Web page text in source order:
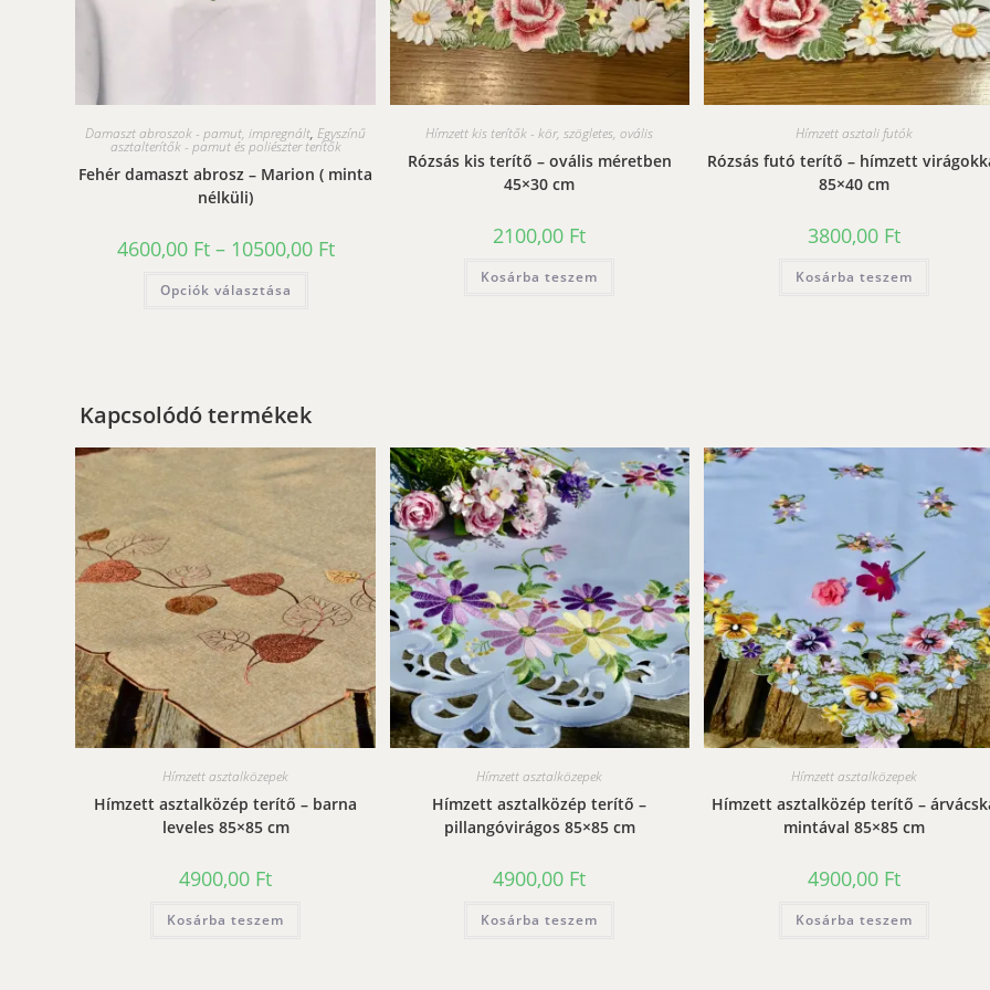
Damaszt abroszok - pamut, impregnált,Egyszínű
asztalterítők - pamut és poliészter terítők
Fehér damaszt abrosz – Marion ( minta
nélküli)
4600,00 Ft – 10500,00 FtÁrtartomány:
4600,00 Ft
Opciók választása
termékoldalon
ki
Hímzett kis terítők - kör, szögletes, ovális
Rózsás kis terítő – ovális méretben
45×30 cm
2100,00 Ft
Kosárba teszem
Hímzett asztali futók
Rózsás futó terítő – hímzett
85×40 cm
3800,00 Ft
Kosárba teszem
Kapcsolódó termékek
Hímzett asztalközepek
Hímzett asztalközép terítő – barna
leveles 85×85 cm
4900,00 Ft
Kosárba teszem
Hímzett asztalközepek
Hímzett asztalközép terítő –
pillangóvirágos 85×85 cm
4900,00 Ft
Kosárba teszem
Hímzett asztalközepek
Hímzett asztalközép terítő –
mintával 85×85 cm
4900,00 Ft
Kosárba teszem